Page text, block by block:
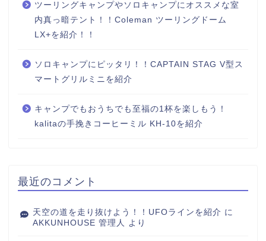
ツーリングキャンプやソロキャンプにオススメな室
内真っ暗テント！！Coleman ツーリングドーム
LX+を紹介！！
ソロキャンプにピッタリ！！CAPTAIN STAG V型ス
マートグリルミニを紹介
キャンプでもおうちでも至福の1杯を楽しもう！
kalitaの手挽きコーヒーミル KH-10を紹介
最近のコメント
天空の道を走り抜けよう！！UFOラインを紹介 に
AKKUNHOUSE 管理人 より